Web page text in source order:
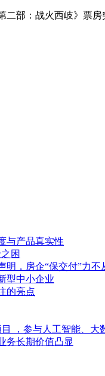
部：战火西岐》票房
与产品真实性
困
明，房企“保交付”力不
型中小企业
的亮点
，参与人工智能、大
务长期价值凸显